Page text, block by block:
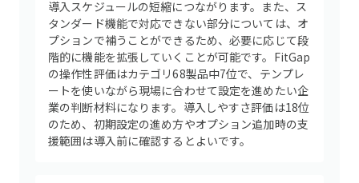
導入スケジュールの短縮につながります。また、ス
タンダード機能で対応できない部分については、オ
プションで補うことができるため、必要に応じて段
階的に機能を拡張していくことが可能です。FitGap
の操作性評価はカテゴリ68製品中7位で、テンプレ
ートを使いながら現場に合わせて設定を進めたい企
業の判断材料になります。導入しやすさ評価は18位
のため、初期設定の進め方やオプション追加時の支
援範囲は導入前に確認するとよいです。